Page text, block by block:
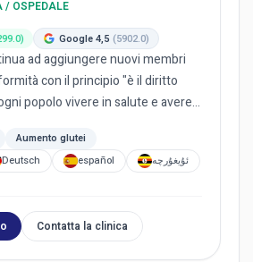
/ OSPEDALE
Google 4,5 (5902.0)
ad aggiungere nuovi membri
con il principio "è il diritto
popolo vivere in salute e avere
Aumento glutei
Deutsch español
ئۇيغۇرچە
Contatta la clinica